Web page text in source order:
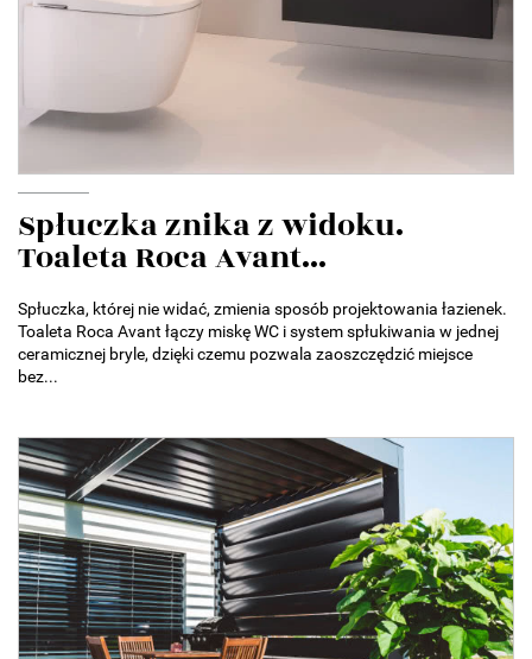
Spłuczka znika z widoku.
Toaleta Roca Avant...
Spłuczka, której nie widać, zmienia sposób projektowania łazienek.
Toaleta Roca Avant łączy miskę WC i system spłukiwania w jednej
ceramicznej bryle, dzięki czemu pozwala zaoszczędzić miejsce
bez...